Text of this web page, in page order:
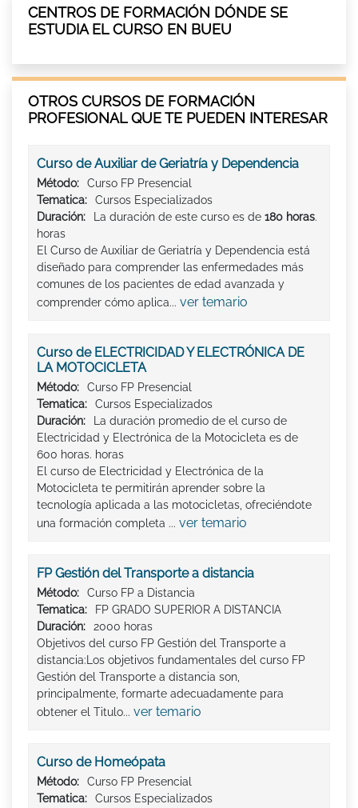
CENTROS DE FORMACIÓN DÓNDE SE
ESTUDIA EL CURSO EN BUEU
OTROS CURSOS DE FORMACIÓN
PROFESIONAL QUE TE PUEDEN INTERESAR
Curso de Auxiliar de Geriatría y Dependencia
Método:
Curso FP Presencial
Tematica:
Cursos Especializados
Duración:
La duración de este curso es de 180 horas.
horas
El Curso de Auxiliar de Geriatría y Dependencia está
diseñado para comprender las enfermedades más
comunes de los pacientes de edad avanzada y
comprender cómo aplica... ver temario
Curso de ELECTRICIDAD Y ELECTRÓNICA DE
LA MOTOCICLETA
Método:
Curso FP Presencial
Tematica:
Cursos Especializados
Duración:
La duración promedio de el curso de
Electricidad y Electrónica de la Motocicleta es de
600 horas. horas
El curso de Electricidad y Electrónica de la
Motocicleta te permitirán aprender sobre la
tecnología aplicada a las motocicletas, ofreciéndote
una formación completa ... ver temario
FP Gestión del Transporte a distancia
Método:
Curso FP a Distancia
Tematica:
FP GRADO SUPERIOR A DISTANCIA
Duración:
2000 horas
Objetivos del curso FP Gestión del Transporte a
distancia:Los objetivos fundamentales del curso FP
Gestión del Transporte a distancia son,
principalmente, formarte adecuadamente para
obtener el Titulo... ver temario
Curso de Homeópata
Método:
Curso FP Presencial
Tematica:
Cursos Especializados